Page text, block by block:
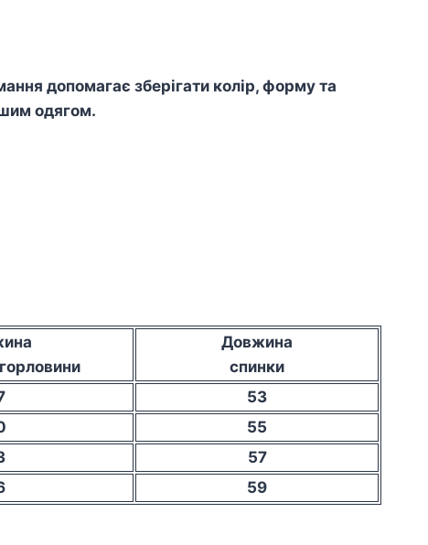
допомагає зберігати колір, форму та
одягом.
Довжина
спинки
53
55
57
59